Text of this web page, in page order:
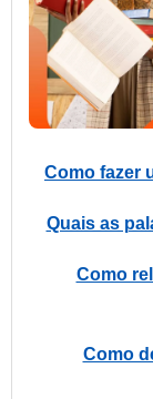
Como fazer
Quais as
Como
Como